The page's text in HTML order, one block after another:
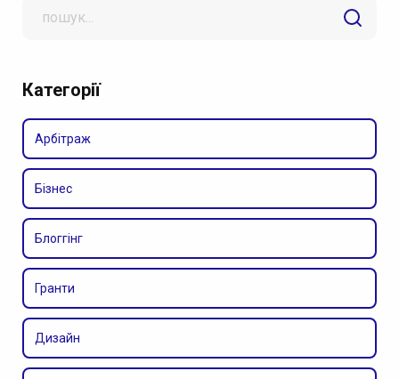
Категорії
Арбітраж
Бізнес
Блоггінг
Гранти
Дизайн